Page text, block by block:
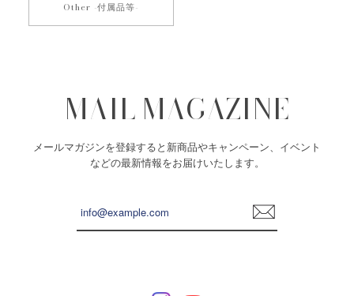
大変に素晴らしいもはや芸術すぎる最高なお品を、とっても
見ては毎回涙が何粒もこぼれ、キャンドルを見てはうっっと
り。 ずーっと見ていたい程で、それはこちらの商品が私との
グ力が物凄すぎる... 何よりすごいのは、キャンドルを灯した
時に内側に感じるなんともいえない安心感。キャンドルにサ
ポートしてもらう心強さを感じながら自身の道を進んでいき
Other -付属品等-
MAIL MAGAZINE
メールマガジンを登録すると新商品やキャンペーン、イベント
などの最新情報をお届けいたします。
登
録